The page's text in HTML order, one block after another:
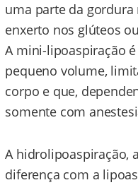
uma parte da
enxerto nos glúteos
A mini-lipoaspiração
pequeno volume,
corpo e que,
somente com
A hidrolipoaspiração,
diferença com a